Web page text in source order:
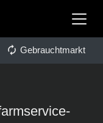
autorenew Gebrauchtmarkt